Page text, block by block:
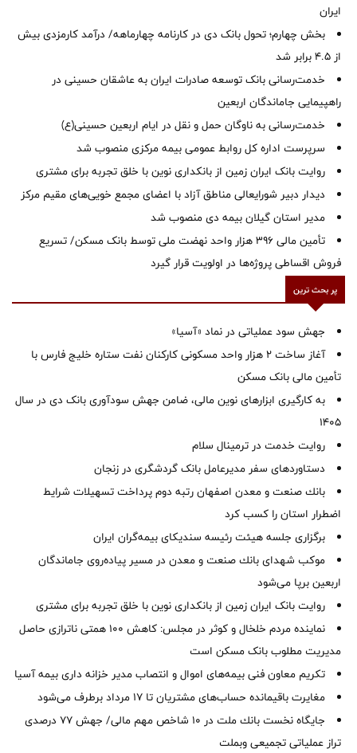
ایران
بخش چهارم؛ تحول بانک دی در کارنامه چهارماهه/ درآمد کارمزدی بیش
از ۴.۵ برابر شد
خدمت‌رسانی بانک توسعه صادرات ایران به عاشقان حسینی در
راهپیمایی جاماندگان اربعین
خدمت‌رسانی به ناوگان حمل و نقل در ایام اربعین حسینی(ع)
سرپرست اداره کل روابط عمومی بیمه مرکزی منصوب شد
روایت بانک ایران زمین از بانکداری نوین با خلق تجربه برای مشتری
دیدار دبیر شورایعالی مناطق آزاد با اعضای مجمع خویی‌های مقیم مرکز
‌مدیر استان گیلان بیمه دی منصوب شد
تأمین مالی ۳۹۶ هزار واحد نهضت ملی توسط بانک مسکن/ تسریع
فروش اقساطی پروژه‌ها در اولویت قرار گیرد
پر بحث ترین
جهش سود عملیاتی در نماد «آسیا»
آغاز ساخت ۲ هزار واحد مسکونی کارکنان نفت ستاره خلیج فارس با
تأمین مالی بانک مسکن
به کارگیری ابزارهای نوین مالی، ضامن جهش سودآوری بانک دی در سال
1405
روایت خدمت در ترمینال سلام
دستاوردهای سفر مدیرعامل بانک گردشگری در زنجان
بانك صنعت و معدن اصفهان رتبه دوم پرداخت تسهیلات شرایط
اضطرار استان را كسب كرد
برگزاری جلسه هیئت رئیسه سندیکای بیمه‌گران ایران
موكب شهدای بانك صنعت و معدن در مسیر پیاده‌روی جاماندگان
اربعین برپا می‌شود
روایت بانک ایران زمین از بانکداری نوین با خلق تجربه برای مشتری
نماینده مردم خلخال و کوثر در مجلس: کاهش ۱۰۰ همتی ناترازی حاصل
مدیریت مطلوب بانک مسکن است
تکریم معاون فنی بیمه‌های اموال و انتصاب مدیر خزانه داری بیمه آسیا
مغایرت‌ باقیمانده حساب‌های مشتریان تا ۱۷ مرداد برطرف می‌شود
جایگاه نخست بانك ملت در 10 شاخص مهم مالی/ جهش 77 درصدی
تراز عملیاتی تجمیعی وبملت